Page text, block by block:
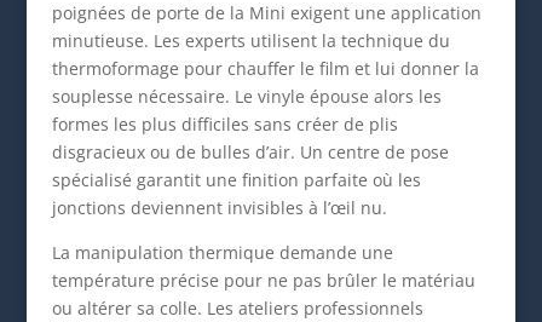
poignées de porte de la Mini exigent une application
minutieuse. Les experts utilisent la technique du
thermoformage pour chauffer le film et lui donner la
souplesse nécessaire. Le vinyle épouse alors les
formes les plus difficiles sans créer de plis
disgracieux ou de bulles d’air. Un centre de pose
spécialisé garantit une finition parfaite où les
jonctions deviennent invisibles à l’œil nu.
La manipulation thermique demande une
température précise pour ne pas brûler le matériau
ou altérer sa colle. Les ateliers professionnels